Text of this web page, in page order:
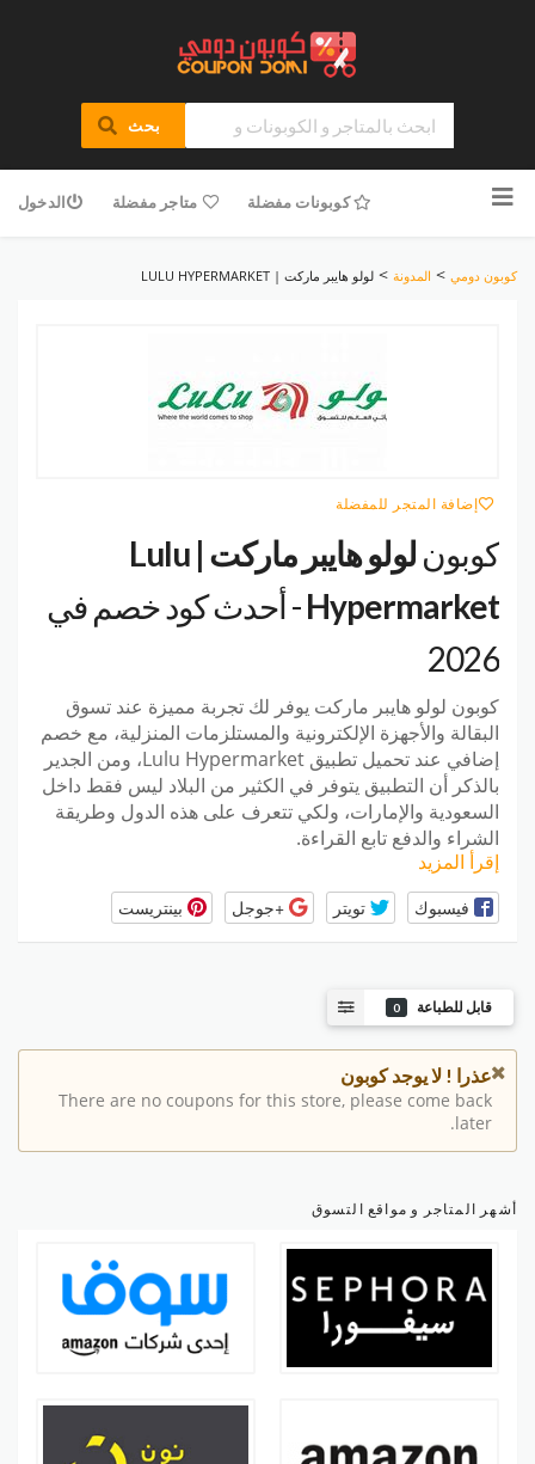
بحث
للمحتوى
كوبونات مفضلة متاجر مفضلة الدخول
كوبون دومي > المدونة > لولو هايبر ماركت | LULU HYPERMARKET
إضافة المتجر للمفضلة
كوبون
لولو هايبر ماركت | Lulu
Hypermarket- أحدث كود خصم في
2026
كوبون لولو هايبر ماركت يوفر لك تجربة مميزة عند تسوق
البقالة والأجهزة الإلكترونية والمستلزمات المنزلية، مع خصم
إضافي عند تحميل تطبيق
Lulu Hypermarket، ومن الجدير
بالذكر أن التطبيق يتوفر في الكثير من البلاد ليس فقط داخل
السعودية والإمارات، ولكي تتعرف على هذه الدول وطريقة
الشراء والدفع تابع القراءة.
إقرأ المزيد
فيسبوك تويتر +جوجل بينتريست
قابل للطباعة 0
عذرا ! لا يوجد كوبون
There are no coupons for this store, please come back
later.
أشهر المتاجر و مواقع التسوق